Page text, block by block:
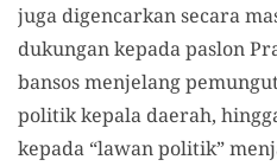
juga digencarkan secara
dukungan kepada paslon
bansos menjelang
politik kepala daerah,
kepada “lawan politik”